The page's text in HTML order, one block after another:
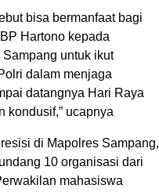
bisa bermanfaat bagi
Hartono kepada
untuk ikut
dalam menjaga
datangnya Hari Raya
kondusif,” ucapnya
di Mapolres Sampang,
10 organisasi dari
mahasiswa